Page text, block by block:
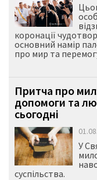
коронації
основний намір
про мир та
Притча про
допомоги та
сьогодні
У
суспільства.